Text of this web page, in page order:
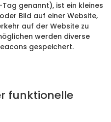
genannt), ist ein kleines
Bild auf einer Website,
auf der Website zu
werden diverse
gespeichert.
funktionelle